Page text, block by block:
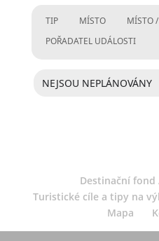
TIP MÍSTO
MÍSTO
POŘADATEL UDÁLOSTI
NEJSOU NEPLÁNOVÁNY
Destinační fond
Turistické cíle a tipy na
Mapa